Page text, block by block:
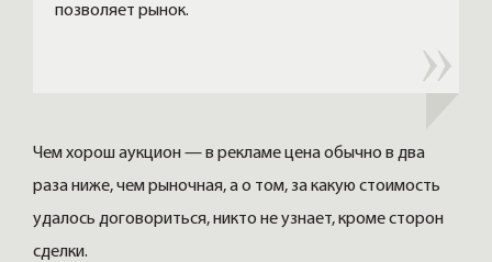
позволяет рынок.
Чем хорош аукцион — в рекламе цена обычно в два
раза ниже, чем рыночная, а о том, за какую стоимость
удалось договориться, никто не узнает, кроме сторон
сделки.